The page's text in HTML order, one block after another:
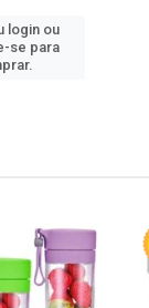
login ou
se para